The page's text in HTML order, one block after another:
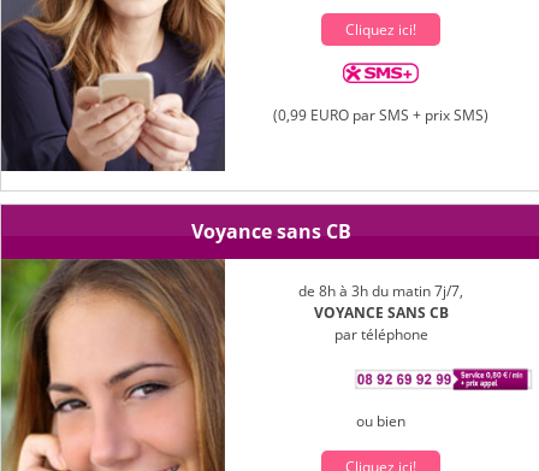
Cliquez ici!
(0,99 EURO par SMS + prix SMS)
Voyance sans CB
de 8h à 3h du matin 7j/7,
VOYANCE SANS CB
par téléphone
ou bien
Cliquez ici!